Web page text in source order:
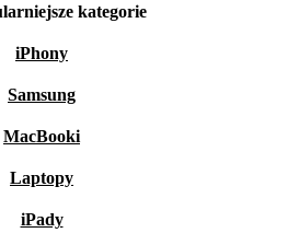
kategorie
iPhony
Samsung
MacBooki
Laptopy
iPady